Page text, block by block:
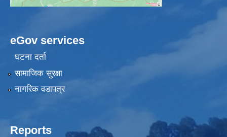
eGov services
घटना दर्ता
सामाजिक सुरक्षा
नागरिक वडापत्र
Reports